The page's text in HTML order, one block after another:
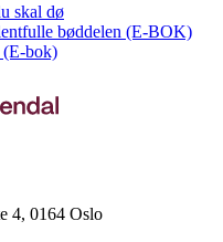
skal dø
bøddelen (E-BOK)
bok)
4, 0164 Oslo